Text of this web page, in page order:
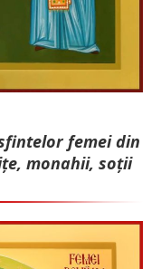
femei din
monahii, soții